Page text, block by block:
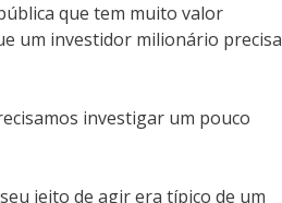
que tem muito valor
um investidor milionário precisa
investigar um pouco
jeito de agir era típico de um